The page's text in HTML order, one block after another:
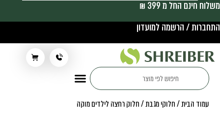
משלוח חינם החל מ 399 ₪
התחברות / הרשמה למועדון
עמוד הבית/חלוקי מגבת/ חלוק רחצה לילדים מוקה